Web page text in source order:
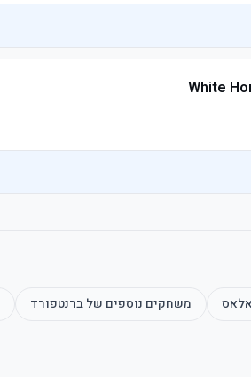
White
משחקים נוספים שלברנטפורד